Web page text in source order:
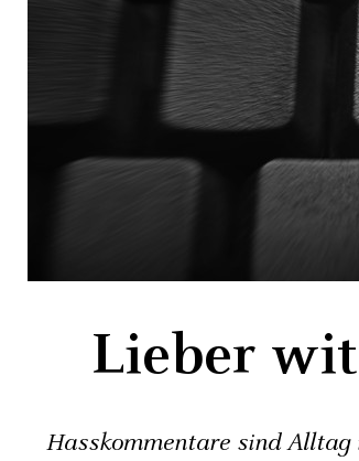
Lieber
Hasskommentare sind